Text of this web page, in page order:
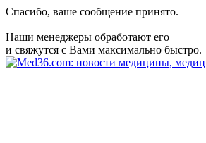
Спасибо, ваше сообщение принято.
Наши менеджеры обработают его
и свяжутся с Вами максимально быстро.